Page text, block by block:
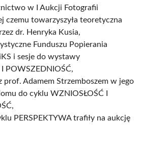
w I Aukcji Fotografii
czemu towarzyszyła teoretyczna
dr. Henryka Kusia,
Funduszu Popierania
i sesje do wystawy
POWSZEDNIOŚĆ,
prof. Adamem Strzemboszem w jego
do cyklu WZNIOSŁOŚĆ I
PERSPEKTYWA trafiły na aukcję